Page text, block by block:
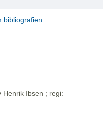
bibliografien
Henrik Ibsen ; regi: